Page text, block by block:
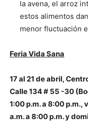
la avena, el arroz
estos alimentos
menor fluctuación
Feria Vida Sana
17 al 21 de abril,
Calle 134 # 55 -30
1:00 p.m. a 8:00 p.m.,
a.m. a 8:00 p.m. y